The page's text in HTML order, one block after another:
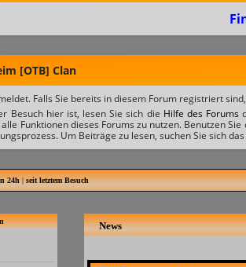
[OTB] Clan
Falls Sie bereits in diesem Forum registriert
Besuch hier ist, lesen Sie sich die Hilfe des Forums
Funktionen dieses Forums zu nutzen. Benutzen
Um Beiträge zu lesen, suchen Sie sich
24h|seit letztem Besuch
News